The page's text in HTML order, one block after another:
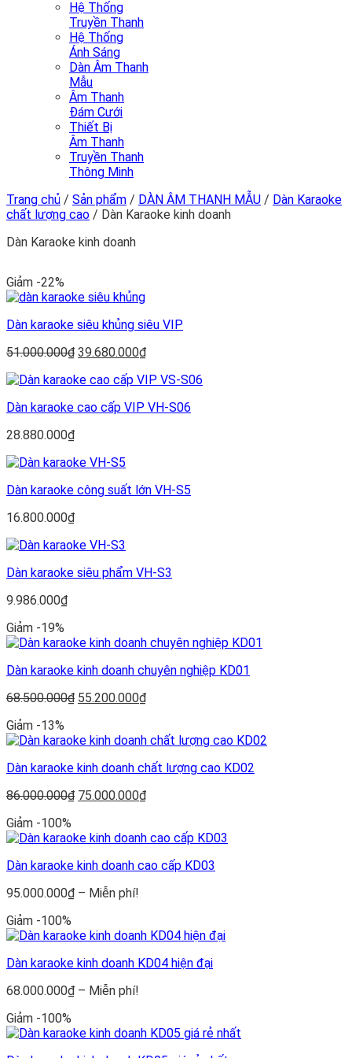
Hệ Thống
Truyền Thanh
Hệ Thống
Ánh Sáng
Dàn Âm Thanh
Mẫu
Âm Thanh
Đám Cưới
Thiết Bị
Âm Thanh
Truyền Thanh
Thông Minh
Trang chủ / Sản phẩm / DÀN ÂM THANH MẪU / Dàn Karaoke
chất lượng cao / Dàn Karaoke kinh doanh
Dàn Karaoke kinh doanh
Giảm -22%
Dàn karaoke siêu khủng siêu VIP
51.000.000₫ Giá
là:
39.680.000₫Giá
tại
39.680.000₫.
Dàn karaoke cao cấp VIP VH-S06
28.880.000₫
Dàn karaoke công suất lớn VH-S5
16.800.000₫
Dàn karaoke siêu phẩm VH-S3
9.986.000₫
Giảm -19%
Dàn karaoke kinh doanh chuyên nghiệp KD01
68.500.000₫ Giá
68.500.000₫.
55.200.000₫Giá
là:
Giảm -13%
Dàn karaoke kinh doanh chất lượng cao KD02
86.000.000₫ Giá
86.000.000₫.
75.000.000₫Giá
là:
Giảm -100%
Dàn karaoke kinh doanh cao cấp KD03
95.000.000₫ – Miễn phí!
95.000.000₫
Miễn
Giảm -100%
Dàn karaoke kinh doanh KD04 hiện đại
68.000.000₫ – Miễn phí!
68.000.000₫
Giảm -100%